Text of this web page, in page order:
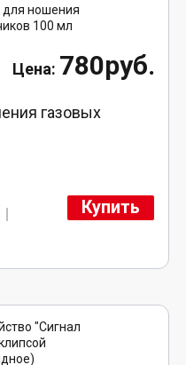
780руб.
газовых
Купить